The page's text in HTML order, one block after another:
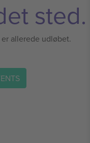
sted.
allerede udløbet.